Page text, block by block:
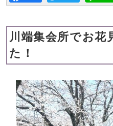
川端集会所でお花
た！